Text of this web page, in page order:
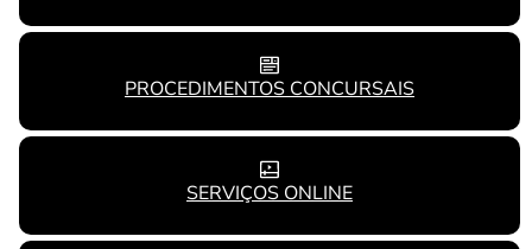
PROCEDIMENTOS CONCURSAIS
SERVIÇOS ONLINE